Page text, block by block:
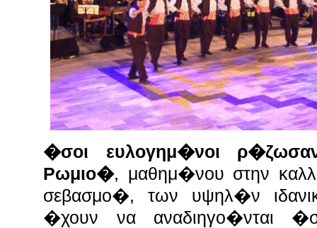
�σοι ευλογημ�νοι
Ρωμιο�, μαθημ�νου στην
σεβασμο�, των υψηλ�ν
�χουν να αναδιηγο�νται